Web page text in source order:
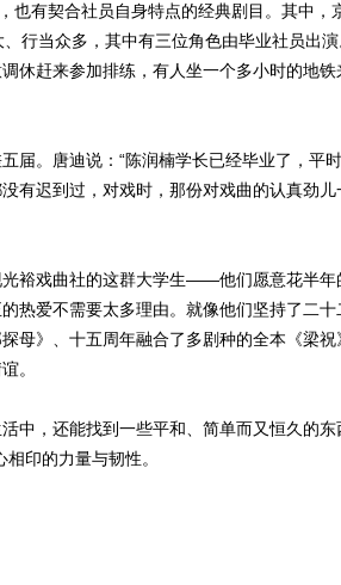
也有契合社员自身特点的经典剧目。其中
行当众多，其中有三位角色由毕业社员出
休赶来参加排练，有人坐一个多小时的地
届。唐迪说：“陈润楠学长已经毕业了，平
迟到过，对戏时，那份对戏曲的认真劲儿
裕戏曲社的这群大学生——他们愿意花半年
热爱不需要太多理由。就像他们坚持了二
母》、十五周年融合了多剧种的全本《梁
。
中，还能找到一些平和、简单而又恒久的东
印的力量与韧性。